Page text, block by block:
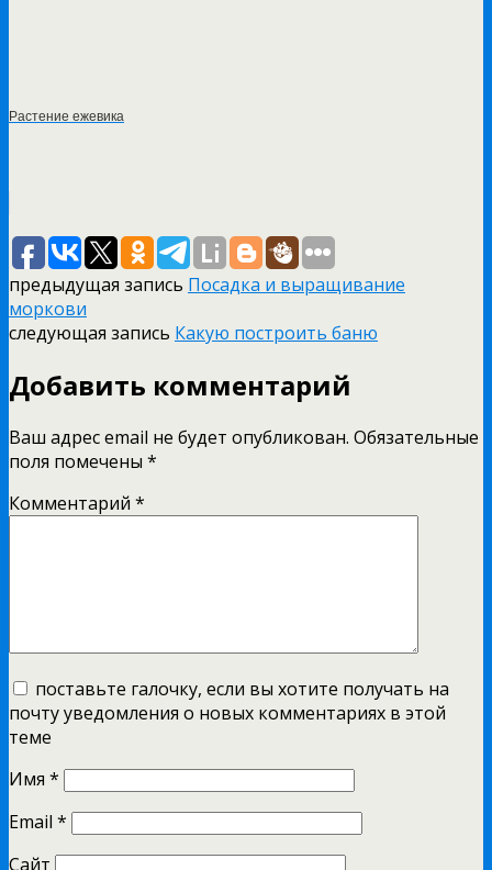
Растение ежевика
предыдущая запись Посадка и выращивание
моркови
следующая запись Какую построить баню
Добавить комментарий
Ваш адрес email не будет опубликован. Обязательные
поля помечены *
Комментарий *
поставьте галочку, если вы хотите получать на
почту уведомления о новых комментариях в этой
теме
Имя *
Email *
Сайт